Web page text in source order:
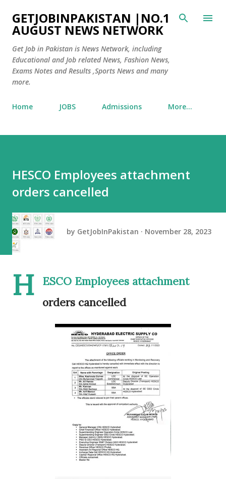
Skip to main content
GETJOBINPAKISTAN |NO.1
AUGUST NEWS NETWORK
Get Job in Pakistan is News Network, including
Educational and Job related News, Fashion News,
Exams Notes and Results ,Sports News and many
more.
Home JOBS Admissions More…
HESCO Employees attachment
orders cancelled
by GetJobInPakistan November 28, 2023
H
ESCO Employees attachment
orders cancelled